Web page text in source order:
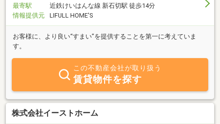
最寄駅
近鉄けいはんな線 新石切駅 徒歩14分
情報提供元
LIFULL HOME'S
お客様に、より良い“すまい”を提供することを第一に考えていま
す。
この不動産会社が取り扱う
賃貸物件を探す
株式会社イーストホーム